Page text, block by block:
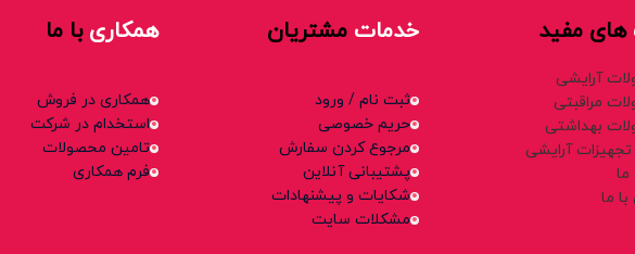
های مفید
آرایشی
مراقبتی
بهداشتی
تجهیزات آرایشی
ما
ما
خدمات مشتریان
ثبت نام / ورود
حریم خصوصی
مرجوع کردن سفارش
پشتیبانی آنلاین
شکایات و پیشنهادات
مشکلات سایت
همکاریبا ما
همکاری در فروش
استخدام در شرکت
تامین محصولات
فرم همکاری